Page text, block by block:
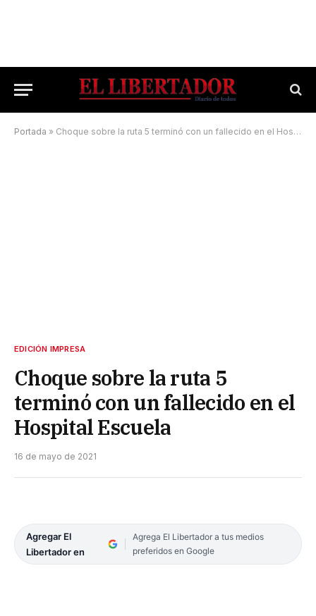
Portada » Choque sobre la ruta 5 terminó con un fallecido en el Hospital Escuela
EDICIÓN IMPRESA
Choque sobre la ruta 5
terminó con un fallecido en el
Hospital Escuela
16 de mayo de 2021
Agregar El
Libertador en
Agrega El Libertador a tus medios
preferidos en Google